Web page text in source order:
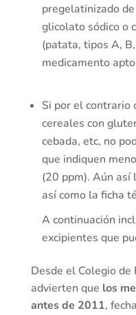
pregelatinizado
glicolato sódico o
(patata, tipos A,
medicamento
Si por el contrario
cereales con
cebada, etc, no
que indiquen
(20 ppm). Aún así
así como la ficha
A continuación
excipientes que
Desde el Colegio
advierten que los
antes de 2011,